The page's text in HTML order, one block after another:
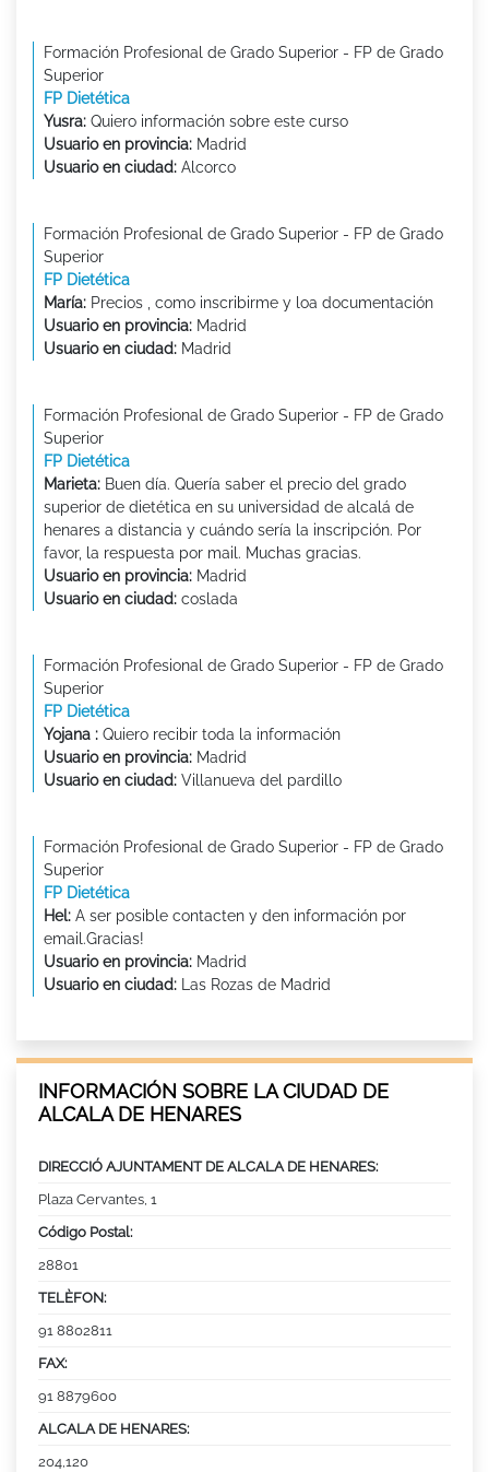
Formación Profesional de Grado Superior - FP de Grado
Superior
FP Dietética
Yusra: Quiero información sobre este curso
Usuario en provincia: Madrid
Usuario en ciudad: Alcorco
Formación Profesional de Grado Superior - FP de Grado
Superior
FP Dietética
María: Precios , como inscribirme y loa documentación
Usuario en provincia: Madrid
Usuario en ciudad: Madrid
Formación Profesional de Grado Superior - FP de Grado
Superior
FP Dietética
Marieta: Buen día. Quería saber el precio del grado
superior de dietética en su universidad de alcalá de
henares a distancia y cuándo sería la inscripción. Por
favor, la respuesta por mail. Muchas gracias.
Usuario en provincia: Madrid
Usuario en ciudad: coslada
Formación Profesional de Grado Superior - FP de Grado
Superior
FP Dietética
Yojana : Quiero recibir toda la información
Usuario en provincia: Madrid
Usuario en ciudad: Villanueva del pardillo
Formación Profesional de Grado Superior - FP de Grado
Superior
FP Dietética
Hel: A ser posible contacten y den información por
email.Gracias!
Usuario en provincia: Madrid
Usuario en ciudad: Las Rozas de Madrid
INFORMACIÓN SOBRE LA CIUDAD DE
ALCALA DE HENARES
DIRECCIÓ AJUNTAMENT DE ALCALA DE HENARES:
Plaza Cervantes, 1
Código Postal:
28801
TELÈFON:
91 8802811
FAX:
91 8879600
ALCALA DE HENARES:
204,120